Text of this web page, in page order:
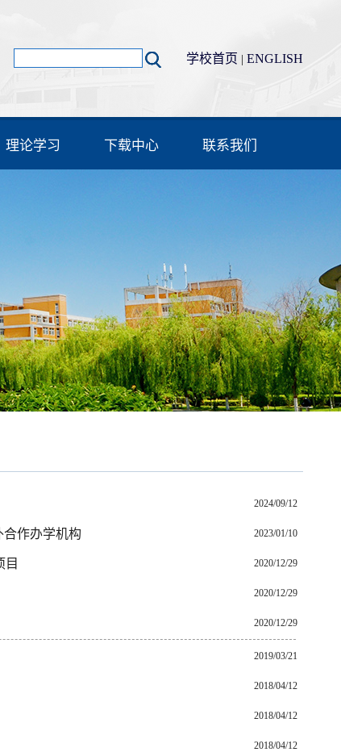
学校首页 ENGLISH
理论学习 下载中心 联系我们
2024/09/12
合作办学机构 2023/01/10
目 2020/12/29
2020/12/29
2020/12/29
2019/03/21
2018/04/12
2018/04/12
2018/04/12